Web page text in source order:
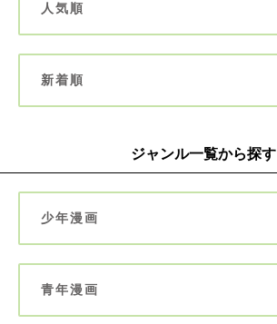
人気順
新着順
ジャンル一覧から探す
少年漫画
青年漫画